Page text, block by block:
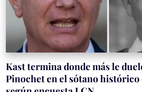
Kast termina donde más le
Pinochet en el sótano histórico